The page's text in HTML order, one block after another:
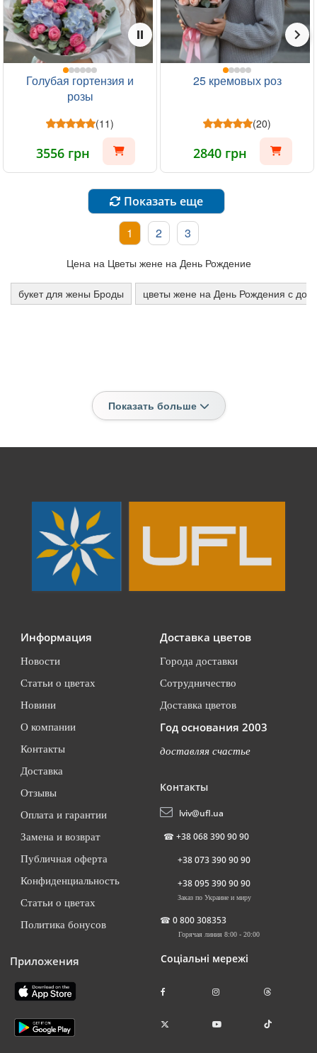
Голубая гортензия и
розы
(11)
3556 грн
25 кремовых роз
(20)
2840 грн
Показать еще
1 2 3
Цена на Цветы жене на День Рождение
букет для жены Броды цветы жене на День Рождения с
Показать больше
Информация
Новости
Статьи о цветах
Новини
О компании
Контакты
Доставка
Отзывы
Оплата и гарантии
Замена и возврат
Публичная оферта
Конфиденциальность
Статьи о цветах
Политика бонусов
Приложения
Доставка цветов
Города доставки
Сотрудничество
Доставка цветов
Год основания 2003
доставляя счастье
Контакты
lviv@ufl.ua
☎ +38 068 390 90 90
+38 073 390 90 90
+38 095 390 90 90
Заказ по Украине и миру
☎ 0 800 308353
Горячая линия 8:00 - 20:00
Соціальні мережі